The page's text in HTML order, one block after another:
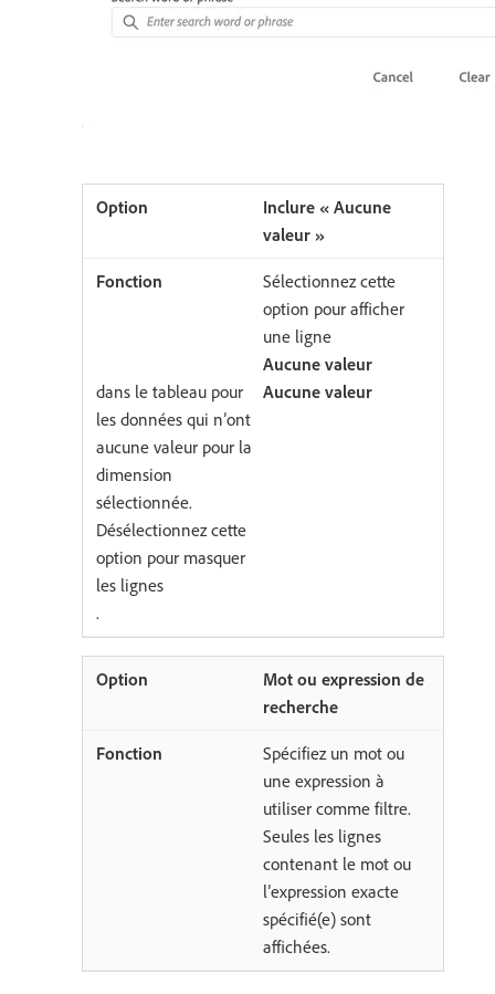
Inclure « Aucune
valeur »
Sélectionnez cette
option pour afficher
une ligne
Aucune valeur
dans le tableau pour
les données qui n’ont
aucune valeur pour la
dimension
sélectionnée.
Désélectionnez cette
option pour masquer
les lignes
Aucune valeur
.
Mot ou expression de
recherche
Spécifiez un mot ou
une expression à
utiliser comme filtre.
Seules les lignes
contenant le mot ou
l’expression exacte
spécifié(e) sont
affichées.